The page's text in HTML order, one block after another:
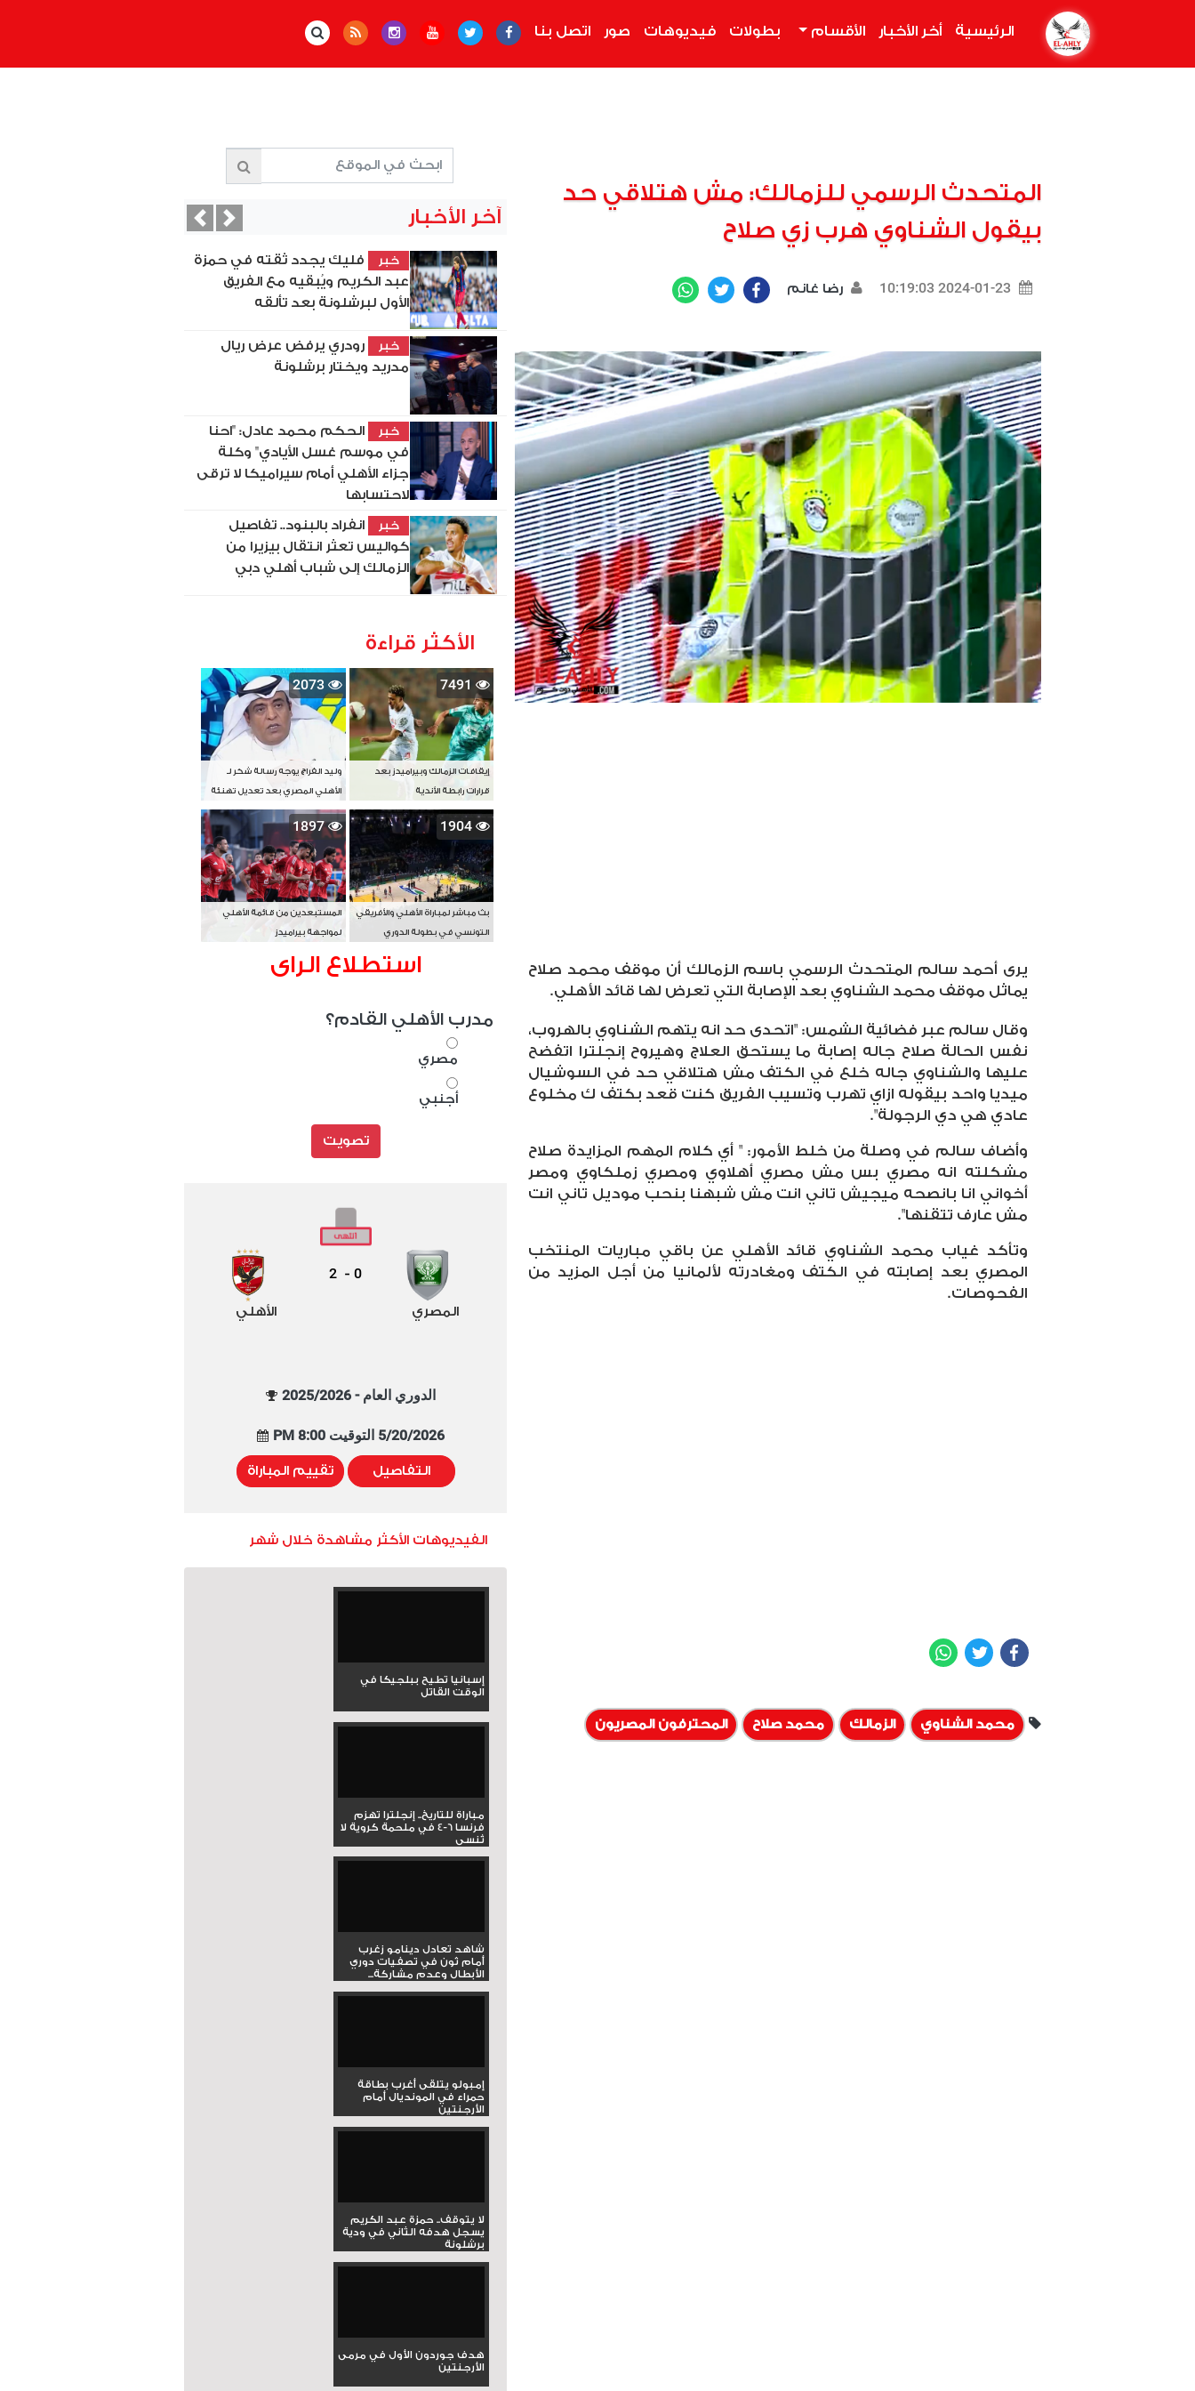
الرئيسية أخر الأخبار الأقسام بطولات فيديوهات صور اتصل بنا
المتحدث الرسمي للزمالك: مش هتلاقي حد
بيقول الشناوي هرب زي صلاح
2024-01-23 10:19:03 رضا غانم Facebook
Twitter
يرى أحمد سالم المتحدث الرسمي باسم الزمالك أن موقف محمد صلاح
يماثل موقف محمد الشناوي بعد الإصابة التي تعرض لها قائد الأهلي.
وقال سالم عبر فضائية الشمس: "اتحدى حد انه يتهم الشناوي بالهروب،
نفس الحالة صلاح جاله إصابة ما يستحق العلاج وهيروح إنجلترا اتفضح
عليها والشناوي جاله خلع في الكتف مش هتلاقي حد في السوشيال
ميديا واحد بيقوله ازاي تهرب وتسيب الفريق كنت قعد بكتف ك مخلوع
عادي هي دي الرجولة".
وأضاف سالم في وصلة من خلط الأمور: " أي كلام المهم المزايدة صلاح
مشكلته انه مصري بس مش مصري أهلاوي ومصري زملكاوي ومصر
أخواني انا بانصحه ميجيش تاني انت مش شبهنا بنحب موديل تاني انت
مش عارف تتقنها".
وتأكد غياب محمد الشناوي قائد الأهلي عن باقي مباريات المنتخب
المصري بعد إصابته في الكتف ومغادرته لألمانيا من أجل المزيد من
الفحوصات.
Facebook
Twitter
محمد الشناوي الزمالك محمد صلاح المحترفون المصريون
آخر الأخبار
خبر
فليك يجدد ثقته في حمزة
عبد الكريم ويُبقيه مع الفريق
الأول لبرشلونة بعد تألقه
خبر
رودري يرفض عرض ريال
مدريد ويختار برشلونة
خبر
الحكم محمد عادل: "احنا
في موسم غسل الأيادي" وكلة
جزاء الأهلي أمام سيراميكا لا ترقى
لاحتسابها
خبر
انفراد بالبنود.. تفاصيل
كواليس تعثر انتقال بيزيرا من
الزمالك إلى شباب أهلي دبي
PreviousNext
الأكثر قراءة
7491
إيقافات الزمالك وبيراميدز بعد
قرارات رابطة الأندية
2073
وليد الفراج يوجه رسالة شكر لـ
الأهلي المصري بعد تعديل تهنئة
بطل آسيا
1904
بث مباشر لمباراة الأهلي والأفريقي
التونسي في بطولة الدوري
1897
المستبعدين من قائمة الأهلي
لمواجهة بيراميدز
استطلاع الراى
مدرب الأهلي القادم؟
مصري
أجنبي
تصويت
المصري
0
-
2
الأهلي
الدوري العام - 2025/2026
5/20/2026 التوقيت 8:00 PM
التفاصيل تقييم المباراة
الفيديوهات الأكثر مشاهدة خلال شهر
إسبانيا تطيح ببلجيكا في
الوقت القاتل
مباراة للتاريخ.. إنجلترا تهزم
فرنسا 6-4 في ملحمة كروية لا
تُنسى
شاهد تعادل دينامو زغرب
أمام ثون في تصفيات دوري
الأبطال وعدم مشاركة...
إمبولو يتلقى أغرب بطاقة
حمراء في المونديال أمام
الأرجنتين
لا يتوقف.. حمزة عبد الكريم
يسجل هدفه الثاني في ودية
برشلونة
هدف جوردون الأول في مرمى
الأرجنتين